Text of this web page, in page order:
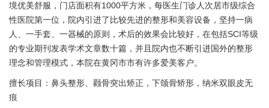
境优美舒服，门店面积有1000平方米，每医生门诊人次居市级综合
性医院第一位，院内引进了比较先进的整形和美容设备，坚持一病
人、一手套、一器械的原则，术后的效果会比较好，在包括SCI等级
的专业期刊发表学术文章数十篇，并且院内也不断引进国外的整形
理念和管理模式，本院在黄冈市市有许多爱美客户。
擅长项目：鼻头整形、颧骨突出矫正，下颌骨矫形，纳米双眼皮无
痕